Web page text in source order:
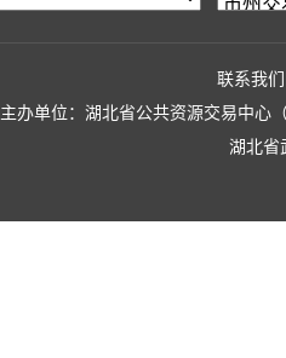
联系我们
主办单位：湖北省公共资源交易中心
湖北省